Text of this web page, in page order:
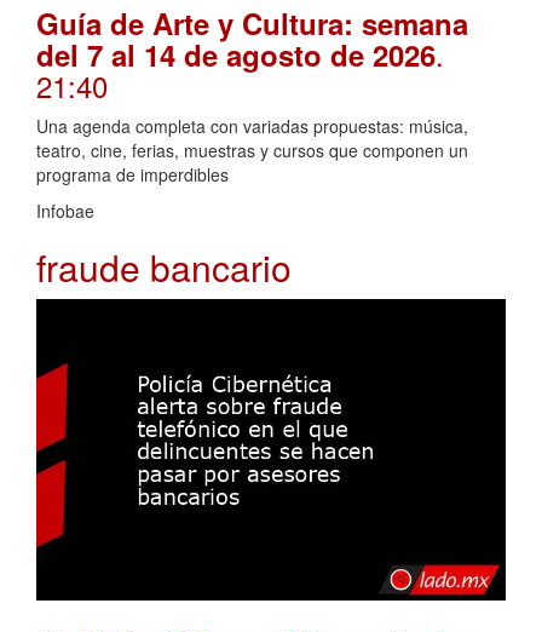
Guía de Arte y Cultura: semana
del 7 al 14 de agosto de 2026.
21:40
Una agenda completa con variadas propuestas: música,
teatro, cine, ferias, muestras y cursos que componen un
programa de imperdibles
Infobae
fraude bancario